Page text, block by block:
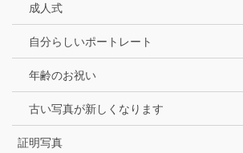
成人式
自分らしいポートレート
年齢のお祝い
古い写真が新しくなります
証明写真